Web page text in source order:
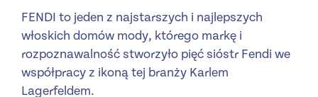
FENDI to jeden z najstarszych i najlepszych
włoskich domów mody, którego markę i
rozpoznawalność stworzyło pięć sióstr Fendi we
współpracy z ikoną tej branży Karlem
Lagerfeldem.